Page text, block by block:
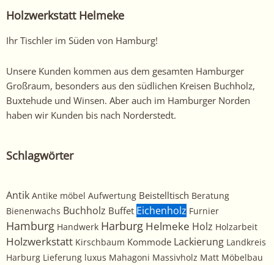
Holzwerkstatt Helmeke
Ihr Tischler im Süden von Hamburg!
Unsere Kunden kommen aus dem gesamten Hamburger
Großraum, besonders aus den südlichen Kreisen Buchholz,
Buxtehude und Winsen. Aber auch im Hamburger Norden
haben wir Kunden bis nach Norderstedt.
Schlagwörter
Antik Antike möbel Aufwertung Beistelltisch Beratung
Bienenwachs Buchholz Buffet Eichenholz Furnier
Hamburg Handwerk Harburg Helmeke Holz Holzarbeit
Holzwerkstatt Kirschbaum Kommode Lackierung Landkreis
Harburg Lieferung luxus Mahagoni Massivholz Matt Möbelbau